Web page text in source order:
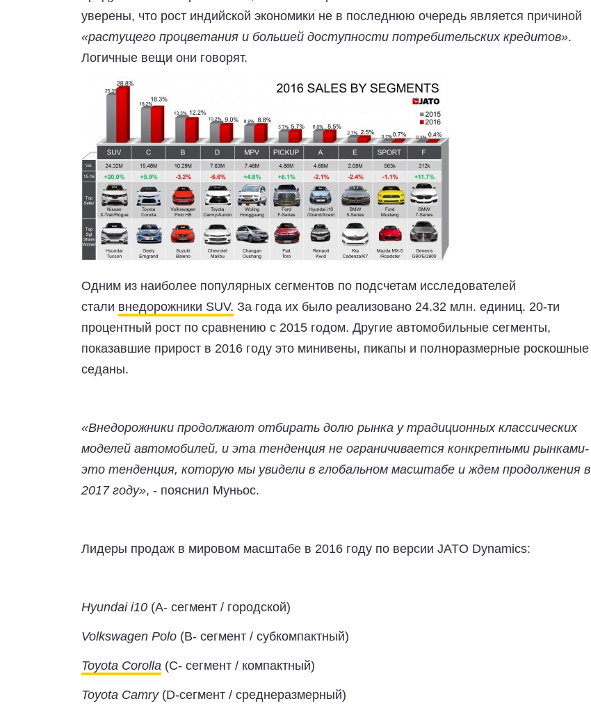
уверены, что рост индийской экономики не в последнюю очередь является причиной
«растущего процветания и большей доступности потребительских кредитов».
Логичные вещи они говорят.
Одним из наиболее популярных сегментов по подсчетам исследователей
стали внедорожники SUV. За года их было реализовано 24.32 млн. единиц. 20-ти
процентный рост по сравнению с 2015 годом. Другие автомобильные сегменты,
показавшие прирост в 2016 году это минивены, пикапы и полноразмерные роскошные
седаны.
«Внедорожники продолжают отбирать долю рынка у традиционных классических
моделей автомобилей, и эта тенденция не ограничивается конкретными рынками-
это тенденция, которую мы увидели в глобальном масштабе и ждем продолжения в
2017 году», - пояснил Муньос.
Лидеры продаж в мировом масштабе в 2016 году по версии JATO Dynamics:
Hyundai i10 (A- сегмент / городской)
Volkswagen Polo (B- сегмент / субкомпактный)
Toyota Corolla (C- сегмент / компактный)
Toyota Camry(D-сегмент / среднеразмерный)